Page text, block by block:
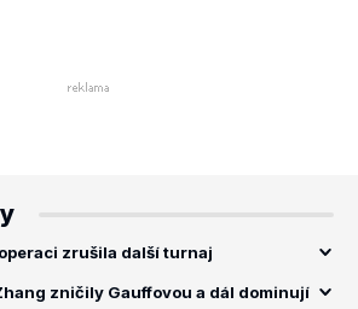
zrušila další turnaj
zničily Gauffovou a dál dominují